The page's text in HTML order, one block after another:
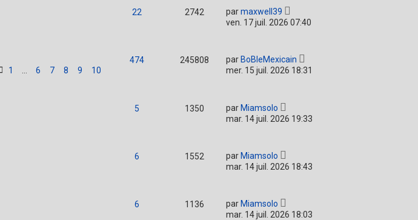
22 2742 parmaxwell39
ven. 17 juil. 2026 07:40
1 … 6 7 8 9 10
474 245808 par BoBleMexicain
mer. 15 juil. 2026 18:31
5 1350 par Miamsolo
mar. 14 juil. 2026 19:33
6 1552 par Miamsolo
mar. 14 juil. 2026 18:43
6 1136 par Miamsolo
mar. 14 juil. 2026 18:03